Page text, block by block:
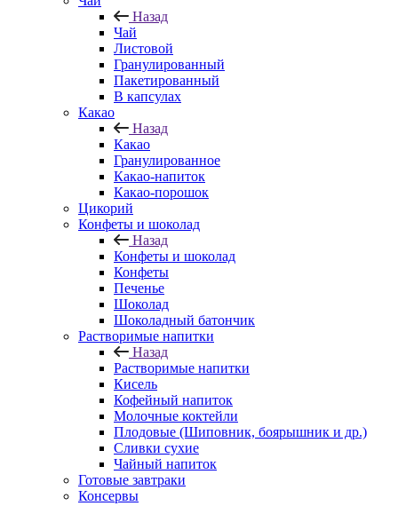
Назад
Чай
Листовой
Гранулированный
Пакетированный
В капсулах
Какао
Назад
Какао
Гранулированное
Какао-напиток
Какао-порошок
Цикорий
Конфеты и шоколад
Назад
Конфеты и шоколад
Конфеты
Печенье
Шоколад
Шоколадный батончик
Растворимые напитки
Назад
Растворимые напитки
Кисель
Кофейный напиток
Молочные коктейли
Плодовые (Шиповник, боярышник и др.)
Сливки сухие
Чайный напиток
Готовые завтраки
Консервы